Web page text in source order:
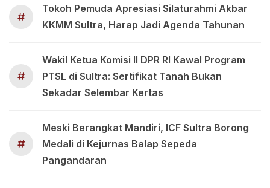
#
Tokoh Pemuda Apresiasi Silaturahmi Akbar
KKMM Sultra, Harap Jadi Agenda Tahunan
#
Wakil Ketua Komisi II DPR RI Kawal Program
PTSL di Sultra: Sertifikat Tanah Bukan
Sekadar Selembar Kertas
#
Meski Berangkat Mandiri, ICF Sultra Borong
Medali di Kejurnas Balap Sepeda
Pangandaran